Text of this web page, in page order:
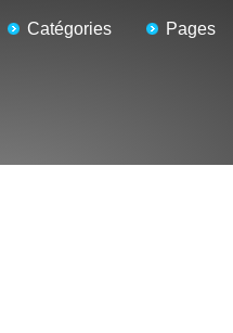
Catégories Pages